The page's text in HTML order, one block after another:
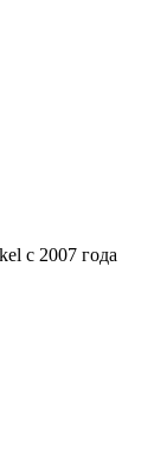
с 2007 года